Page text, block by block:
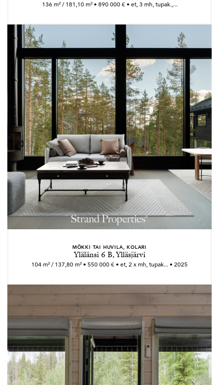
136 m² / 181,10 m² • 890 000 € • et, 3 mh, tupak.,...
MÖKKI TAI HUVILA, KOLARI
Ylälänsi 6 B, Ylläsjärvi
104 m² / 137,80 m² • 550 000 € • et, 2 x mh, tupak... • 2025